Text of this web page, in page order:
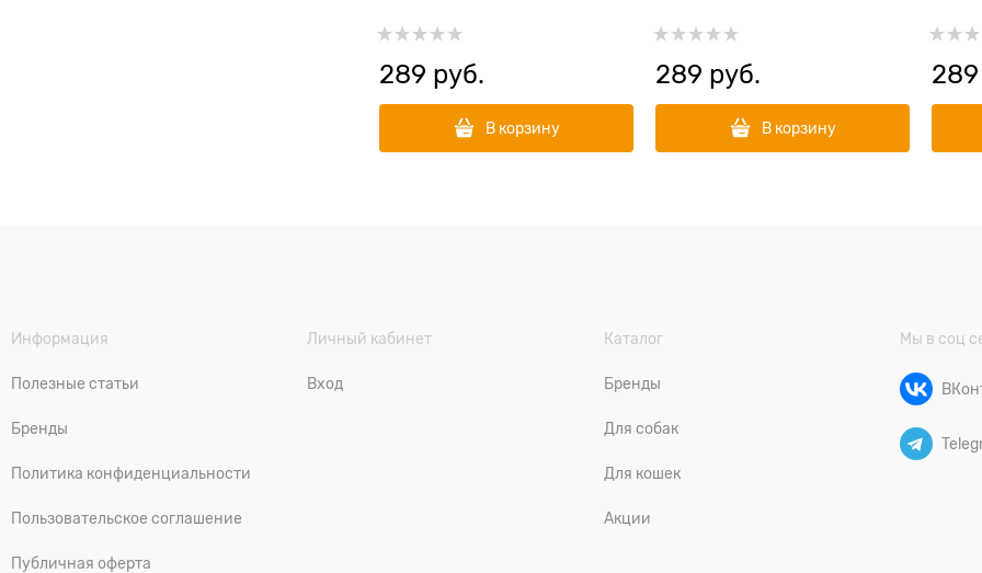
289 руб.
В корзину
289 руб.
В корзину
289
Информация
Полезные статьи
Бренды
Политика конфиденциальности
Пользовательское соглашение
Публичная оферта
Личный кабинет
Вход
Каталог
Бренды
Для собак
Для кошек
Акции
Мы в соц